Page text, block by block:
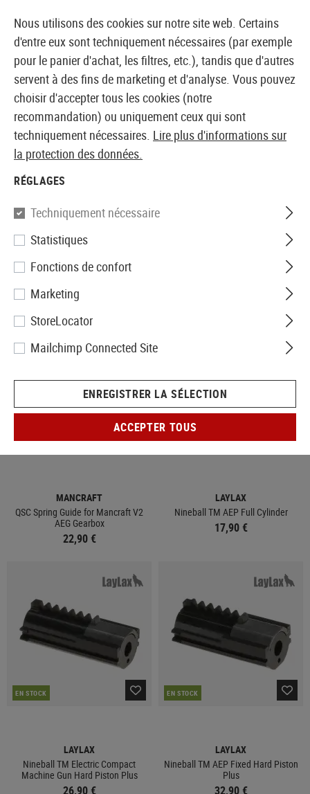
BOUTIQUE ET GROSSISTE EUROPÉEN AIRSOFT
Accueil Tuning et pièces détachées AEP Interne
AEP INTERNE
EN STOCK
MANCRAFT
QSC Spring Guide for Mancraft V2
AEG Gearbox
22,90 €
EN STOCK
LAYLAX
Nineball TM AEP Full Cylinder
17,90 €
EN STOCK
LAYLAX
Nineball TM Electric Compact
Machine Gun Hard Piston Plus
26,90 €
EN STOCK
LAYLAX
Nineball TM AEP Fixed Hard Piston
Plus
32,90 €
Nous utilisons des cookies sur notre site web. Certains
d'entre eux sont techniquement nécessaires (par exemple
pour le panier d'achat, les filtres, etc.), tandis que d'autres
servent à des fins de marketing et d'analyse. Vous pouvez
choisir d'accepter tous les cookies (notre
recommandation) ou uniquement ceux qui sont
techniquement nécessaires. Lire plus d'informations sur
la protection des données.
RÉGLAGES
Techniquement nécessaire
Statistiques
Fonctions de confort
Marketing
StoreLocator
Mailchimp Connected Site
ENREGISTRER LA SÉLECTION
ACCEPTER TOUS